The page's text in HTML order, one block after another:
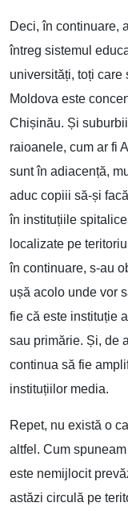
Deci, în continuare,
întreg sistemul
universități, toți care
Moldova este
Chișinău. Și
raioanele, cum ar fi
sunt în adiacență,
aduc copiii să-și
în instituțiile
localizate pe
în continuare, s-au
ușă acolo unde vor
fie că este instituție
sau primărie. Și, de
continua să fie
instituțiilor media.
Repet, nu există o
altfel. Cum
este nemijlocit
astăzi circulă pe